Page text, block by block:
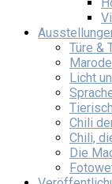
Türe &
Licht
Chili
Chili,
Die